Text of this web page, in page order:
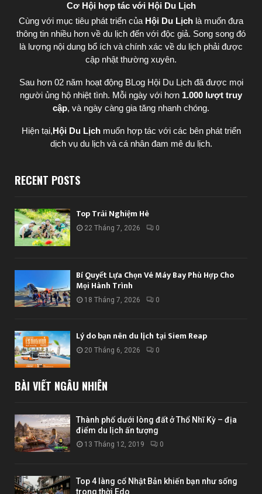
Cơ Hội hợp tác với Hội Du Lịch
Cùng với mục tiêu phát triển của Hội Du Lịch là muốn đưa
thông tin nhiều hơn về du lịch đến với độc giả. Song song đó
là lượng nội dung bổ ích và chính xác về du lịch phải được
cập nhật thường xuyên.
Sau hơn 02 năm hoạt động BLog Hội Du Lịch đã được mọi
người ủng hộ nhiệt tình. Mỗi ngày với hơn 1.000 lượt truy
cập, và ngày càng gia tăng nhanh chóng.
Hiện tại,Hội Du Lịch muốn hợp tác với các bên phát triển
dịch vụ du lịch và cá nhân đam mê du lịch.
RECENT POSTS
Top Trải Nghiệm Hè
22 Tháng 7, 2026 0
Bí Quyết Lựa Chọn Vé Máy Bay Phù Hợp Cho
Mọi Hành Trình
18 Tháng 7, 2026 0
Lý do bạn nên du lịch tại Siem Reap
20 Tháng 6, 2026 0
BÀI VIẾT NGẪU NHIÊN
Thành phố dưới lòng đất ở Thổ Nhĩ Kỳ – địa
điểm du lịch ấn tượng
13 Tháng 12, 2019 0
Top 4 làng cổ Nhật Bản khiến bạn như sống
trong thời Edo